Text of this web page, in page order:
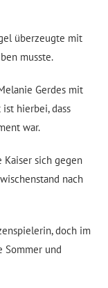
überzeugte mit
musste.
Gerdes mit
hierbei, dass
war.
sich gegen
nach
doch im
und